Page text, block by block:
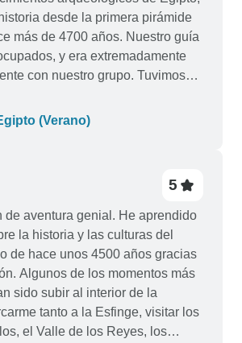
desde la primera pirámide
más de 4700 años. Nuestro guía
y era extremadamente
con nuestro grupo. Tuvimos
todos los lugares importantes
sentimos muy seguros
es que no se camina tanto, pero
escalones desiguales.
personas con menos movilidad
optaron por ver algunos
autobús. Otra cosa a tener en
barco del crucero por el Nilo era
podría haber estado un poco más
nos hicieron comentarios
sobre algunas de las experiencias
(Verano)
5
de aventura genial. He aprendido
la historia y las culturas del
de hace unos 4500 años gracias
Algunos de los momentos más
sido subir al interior de la
tanto a la Esfinge, visitar los
el Valle de los Reyes, los